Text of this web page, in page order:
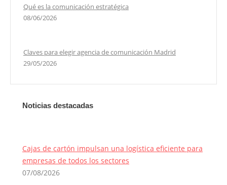
Qué es la comunicación estratégica
08/06/2026
Claves para elegir agencia de comunicación Madrid
29/05/2026
Noticias destacadas
Cajas de cartón impulsan una logística eficiente para
empresas de todos los sectores
07/08/2026